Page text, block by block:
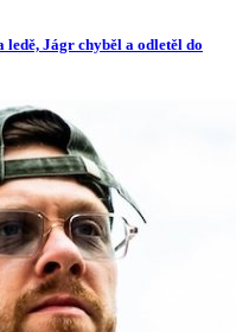
Jágr chyběl a odletěl do